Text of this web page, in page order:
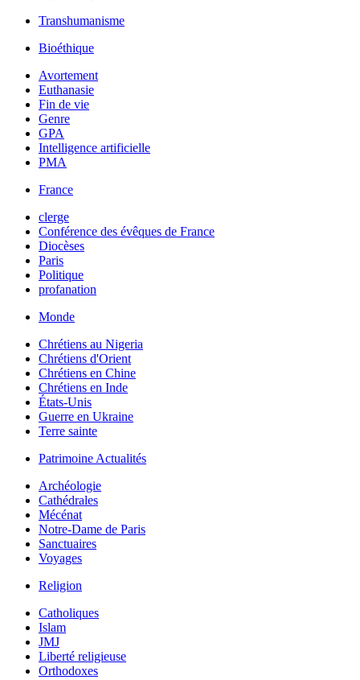
Transhumanisme
Bioéthique
Avortement
Euthanasie
Fin de vie
Genre
GPA
Intelligence artificielle
PMA
France
clerge
Conférence des évêques de France
Diocèses
Paris
Politique
profanation
Monde
Chrétiens au Nigeria
Chrétiens d'Orient
Chrétiens en Chine
Chrétiens en Inde
États-Unis
Guerre en Ukraine
Terre sainte
Patrimoine Actualités
Archéologie
Cathédrales
Mécénat
Notre-Dame de Paris
Sanctuaires
Voyages
Religion
Catholiques
Islam
JMJ
Liberté religieuse
Orthodoxes